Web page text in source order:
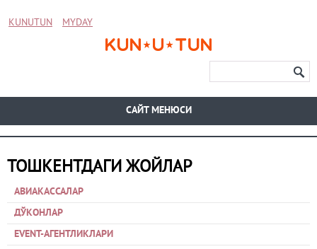
KUNUTUN MYDAY
CАЙТ МЕНЮСИ
ТОШКЕНТДАГИ ЖОЙЛАР
АВИАКАССАЛАР
ДЎКОНЛАР
EVENT-АГЕНТЛИКЛАРИ